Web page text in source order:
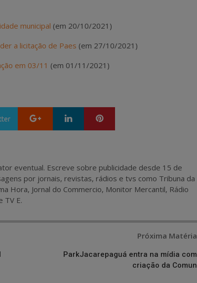
municipal (em 20/10/2021)
a licitação de Paes (em 27/10/2021)
em 03/11 (em 01/11/2021)
Google+ LinkedIn
eventual. Escreve sobre publicidade desde 15 de
por jornais, revistas, rádios e tvs como Tribuna da
Hora, Jornal do Commercio, Monitor Mercantil, Rádio
TV E.
Próxima Matéria
ParkJacarepaguá entra na mídia com
criação da Comun